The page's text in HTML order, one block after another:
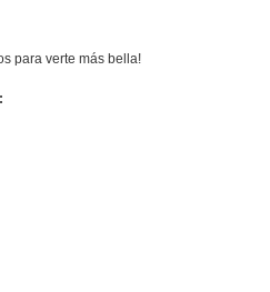
para verte más bella!